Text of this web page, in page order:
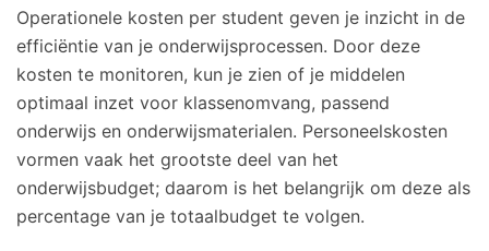
Operationele kosten per student geven je inzicht in de
efficiëntie van je onderwijsprocessen. Door deze
kosten te monitoren, kun je zien of je middelen
optimaal inzet voor klassenomvang, passend
onderwijs en onderwijsmaterialen. Personeelskosten
vormen vaak het grootste deel van het
onderwijsbudget; daarom is het belangrijk om deze als
percentage van je totaalbudget te volgen.